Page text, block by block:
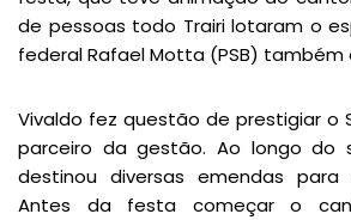
de pessoas todo Trairi lotaram o
federal Rafael Motta (PSB)
Vivaldo fez questão de prestigiar o
parceiro da gestão. Ao longo do
destinou diversas emendas para
Antes da festa começar o